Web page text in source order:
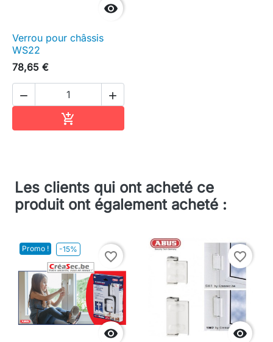

Verrou pour châssis
WS22
78,65 €
 

Les clients qui ont acheté ce
produit ont également acheté :
Promo ! -15%

favorite_border

favorite_border